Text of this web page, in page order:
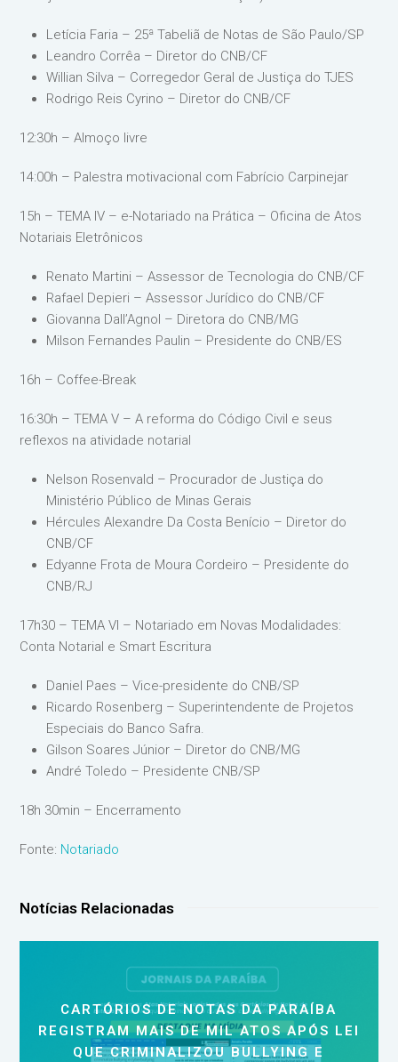
Letícia Faria – 25ª Tabeliã de Notas de São Paulo/SP
Leandro Corrêa – Diretor do CNB/CF
Willian Silva – Corregedor Geral de Justiça do TJES
Rodrigo Reis Cyrino – Diretor do CNB/CF
12:30h – Almoço livre
14:00h – Palestra motivacional com Fabrício Carpinejar
15h – TEMA IV – e-Notariado na Prática – Oficina de Atos
Notariais Eletrônicos
Renato Martini – Assessor de Tecnologia do CNB/CF
Rafael Depieri – Assessor Jurídico do CNB/CF
Giovanna Dall’Agnol – Diretora do CNB/MG
Milson Fernandes Paulin – Presidente do CNB/ES
16h – Coffee-Break
16:30h – TEMA V – A reforma do Código Civil e seus
reflexos na atividade notarial
Nelson Rosenvald – Procurador de Justiça do
Ministério Público de Minas Gerais
Hércules Alexandre Da Costa Benício – Diretor do
CNB/CF
Edyanne Frota de Moura Cordeiro – Presidente do
CNB/RJ
17h30 – TEMA VI – Notariado em Novas Modalidades:
Conta Notarial e Smart Escritura
Daniel Paes – Vice-presidente do CNB/SP
Ricardo Rosenberg – Superintendente de Projetos
Especiais do Banco Safra.
Gilson Soares Júnior – Diretor do CNB/MG
André Toledo – Presidente CNB/SP
18h 30min – Encerramento
Fonte: Notariado
Notícias Relacionadas
CARTÓRIOS DE NOTAS DA PARAÍBA
REGISTRAM MAIS DE MIL ATOS APÓS LEI
QUE CRIMINALIZOU BULLYING E